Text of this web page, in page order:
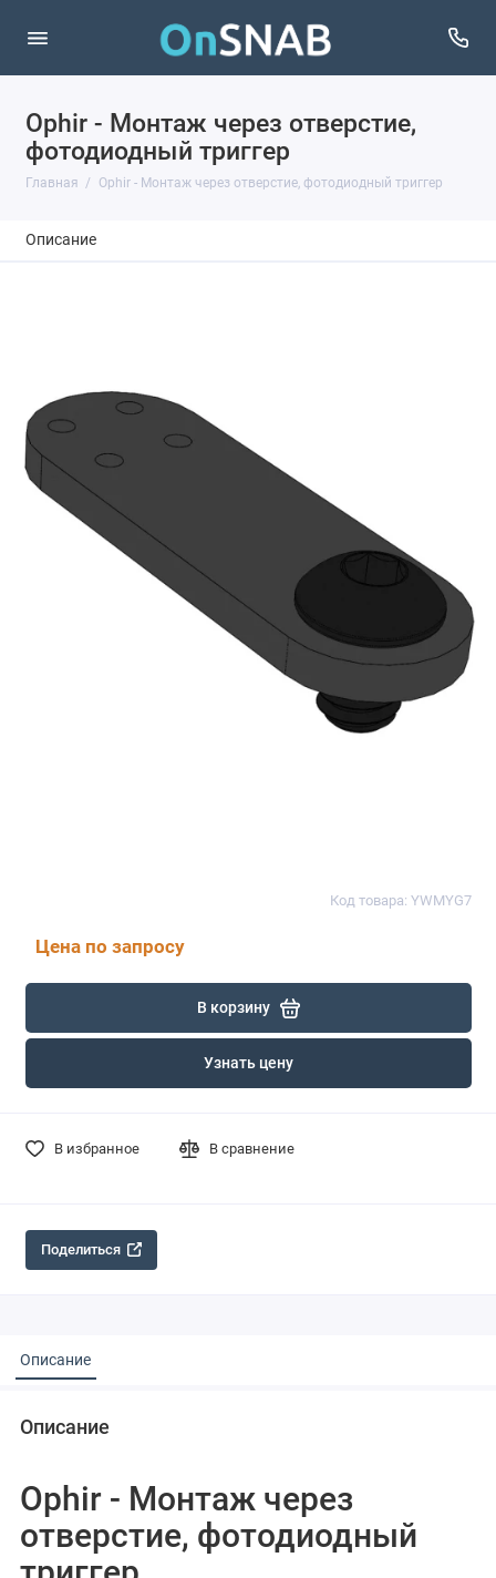
Ophir - Монтаж через отверстие,
фотодиодный триггер
Главная Ophir - Монтаж через отверстие, фотодиодный триггер
Описание
Код товара: YWMYG7
Цена по запросу
В корзину
Узнать цену
В избранное В сравнение
Поделиться
Описание
Описание
Ophir - Монтаж через
отверстие, фотодиодный